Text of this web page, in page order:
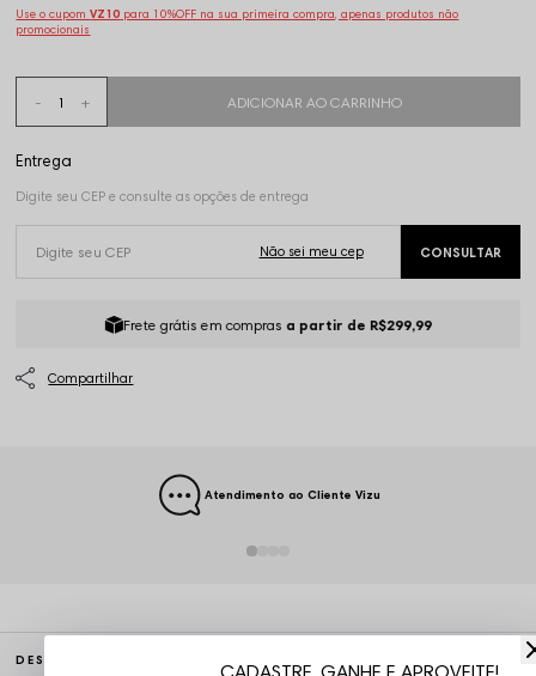
Use o cupomVZ10 para 10%OFF na sua primeira compra, apenas produtos não
promocionais
Frete grátis em compras a partir de R$299,99
Atendimento ao Cliente Vizu
DESCRIÇÃO COMPLETA